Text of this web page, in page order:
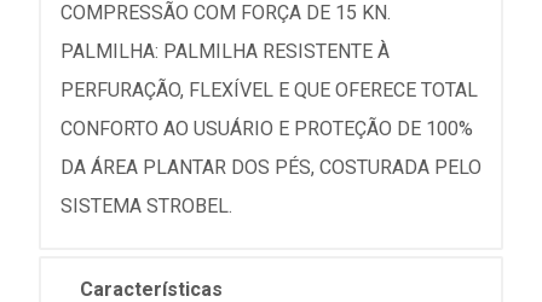
COMPRESSÃO COM FORÇA DE 15 KN.
PALMILHA: PALMILHA RESISTENTE À
PERFURAÇÃO, FLEXÍVEL E QUE OFERECE TOTAL
CONFORTO AO USUÁRIO E PROTEÇÃO DE 100%
DA ÁREA PLANTAR DOS PÉS, COSTURADA PELO
SISTEMA STROBEL.
Características